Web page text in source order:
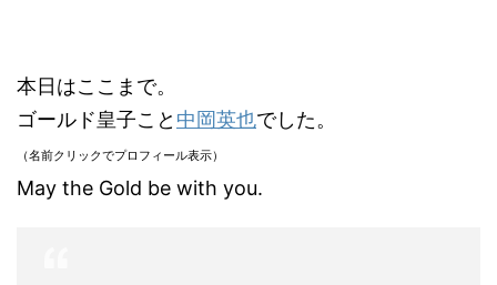
本日はここまで。
ゴールド皇子こと 中岡英也でした。
（名前クリックでプロフィール表示）
May the Gold be with you.